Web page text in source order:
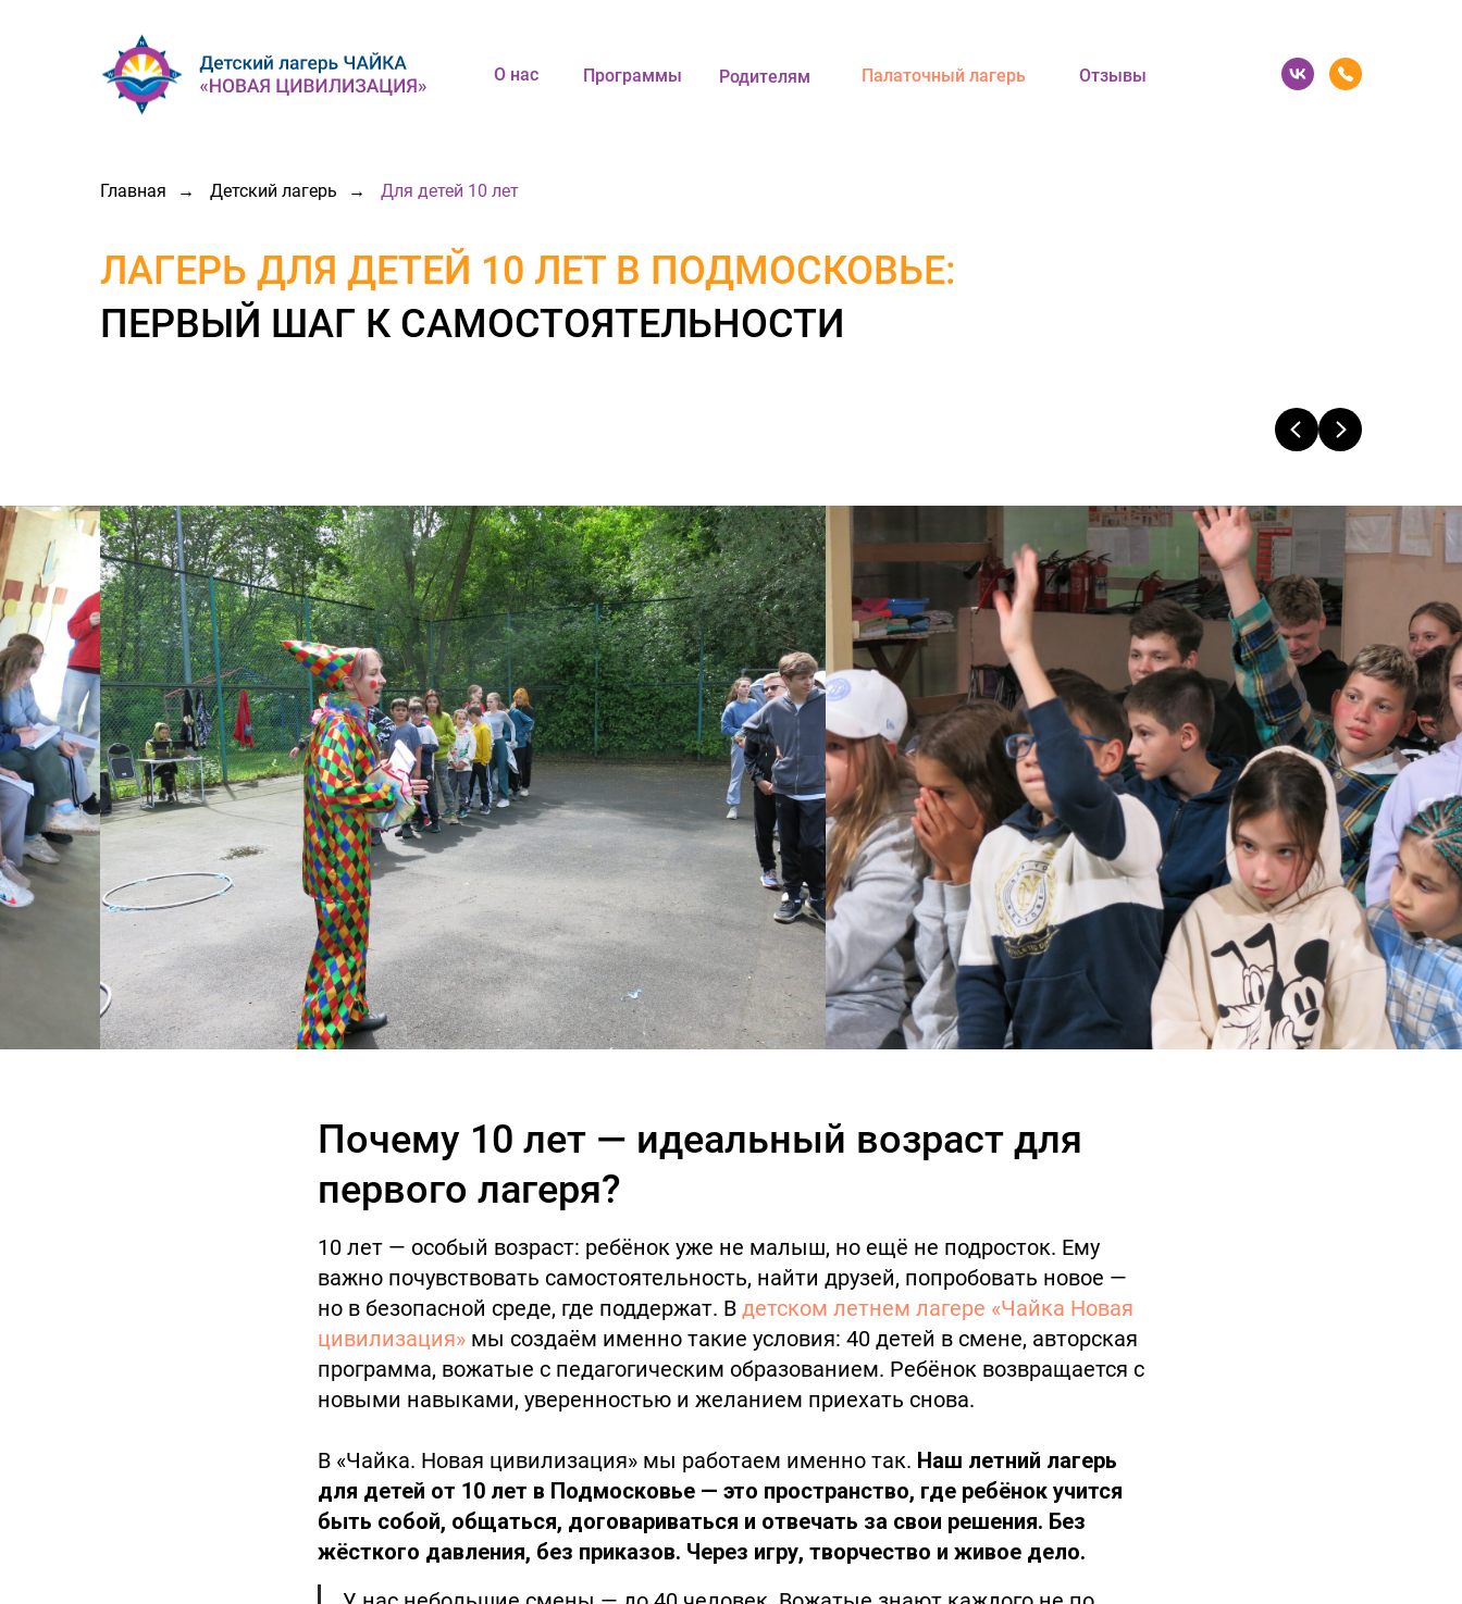
О нас Палаточный лагерь
Программы Родителям Отзывы
Главная → Детский лагерь → Для детей 10 лет
ПЕРВЫЙ ШАГ К САМОСТОЯТЕЛЬНОСТИ
ЛАГЕРЬ ДЛЯ ДЕТЕЙ 10 ЛЕТ В ПОДМОСКОВЬЕ:
Почему 10 лет — идеальный возраст для
первого лагеря?
10 лет — особый возраст: ребёнок уже не малыш, но ещё не подросток. Ему
важно почувствовать самостоятельность, найти друзей, попробовать новое —
но в безопасной среде, где поддержат. В детском летнем лагере «Чайка Новая
цивилизация» мы создаём именно такие условия: 40 детей в смене, авторская
программа, вожатые с педагогическим образованием. Ребёнок возвращается с
новыми навыками, уверенностью и желанием приехать снова.
В «Чайка. Новая цивилизация» мы работаем именно так. Наш летний лагерь
для детей от 10 лет в Подмосковье — это пространство, где ребёнок учится
быть собой, общаться, договариваться и отвечать за свои решения. Без
жёсткого давления, без приказов. Через игру, творчество и живое дело.